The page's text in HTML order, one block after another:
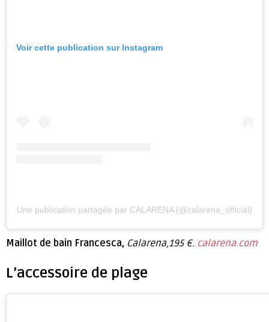
Voir cette publication sur Instagram
Une publication partagée par CALARENA (@calarena_official)
Maillot de bain Francesca, Calarena,195 €. calarena.com
L’accessoire de plage